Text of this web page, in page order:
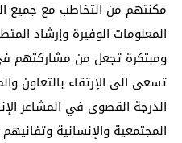
مكنتهم من التخاطب مع جميع
المعلومات الوفيرة وإرشاد
ومبتكرة تجعل من مشاركتهم
تسعى الى الإرتقاء بالتعاون
الدرجة القصوى في المشاعر
المجتمعية والإنسانية